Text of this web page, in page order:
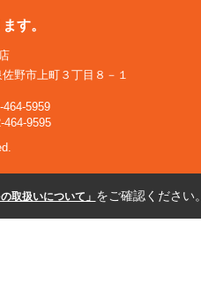
す。
野市上町３丁目８－１
5959
464-9595
取扱いについて」 をご確認ください。